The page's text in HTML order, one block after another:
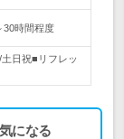
30時間程度
日祝■リフレッ
気になる